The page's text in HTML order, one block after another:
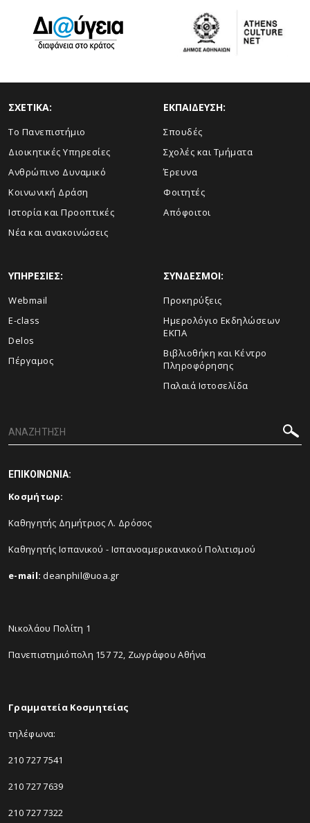
ΣΧΕΤΙΚΑ:
Το Πανεπιστήμιο
Διοικητικές Υπηρεσίες
Ανθρώπινο Δυναμικό
Κοινωνική Δράση
Ιστορία και Προοπτικές
Νέα και ανακοινώσεις
ΕΚΠΑΙΔΕΥΣΗ:
Σπουδές
Σχολές και Τμήματα
Έρευνα
Φοιτητές
Απόφοιτοι
ΥΠΗΡΕΣΙΕΣ:
Webmail
E-class
Delos
Πέργαμος
ΣΥΝΔΕΣΜΟΙ:
Προκηρύξεις
Ημερολόγιο Εκδηλώσεων
ΕΚΠΑ
Βιβλιοθήκη και Κέντρο
Πληροφόρησης
Παλαιά Ιστοσελίδα
ΕΠΙΚΟΙΝΩΝΙΑ:
Κοσμήτωρ:
Καθηγητής Δημήτριος Λ. Δρόσος
Καθηγητής Ισπανικού - Ισπανοαμερικανικού Πολιτισμού
e-mail: deanphil@uoa.gr
Νικολάου Πολίτη 1
Πανεπιστημιόπολη 157 72, Ζωγράφου Αθήνα
Γραμματεία Κοσμητείας
τηλέφωνα:
210 727 7541
210 727 7639
210 727 7322